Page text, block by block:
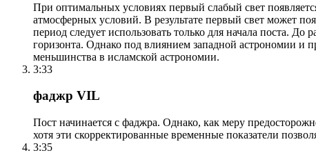
При оптимальных условиях первый слабый свет
атмосферных условий. В результате первый свет может
период следует использовать только для начала поста.
горизонта. Однако под влиянием западной астрономии и
меньшинства в исламской астрономии.
3:33
фаджр VIL
Пост начинается с фаджра. Однако, как меру
хотя эти скорректированные временные показатели
3:35